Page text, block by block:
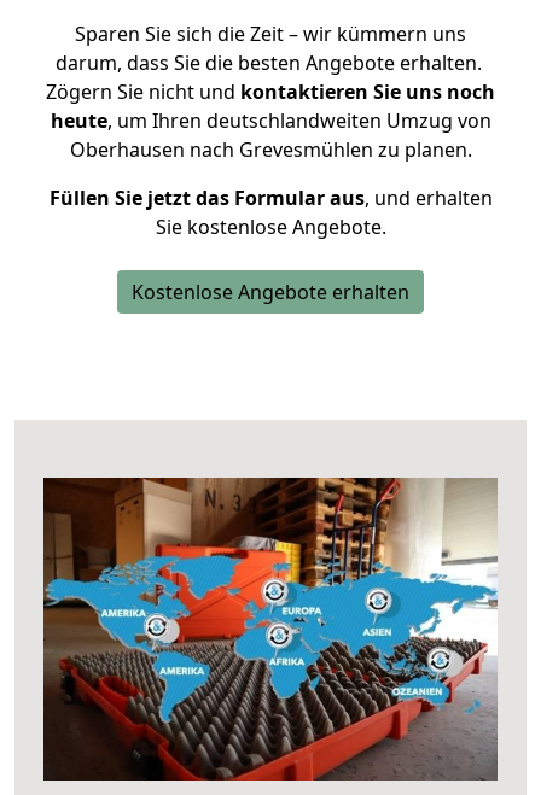
Sparen Sie sich die Zeit – wir kümmern uns
darum, dass Sie die besten Angebote erhalten.
Zögern Sie nicht und kontaktieren Sie uns noch
heute, um Ihren deutschlandweiten Umzug von
Oberhausen nach Grevesmühlen zu planen.
Füllen Sie jetzt das Formular aus, und erhalten
Sie kostenlose Angebote.
Kostenlose Angebote erhalten